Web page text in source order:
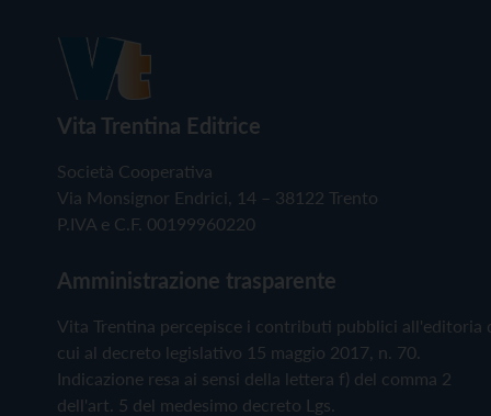
Vita Trentina Editrice
Società Cooperativa
Via Monsignor Endrici, 14 – 38122 Trento
P.IVA e C.F. 00199960220
Amministrazione trasparente
Vita Trentina percepisce i contributi pubblici all'editoria
cui al decreto legislativo 15 maggio 2017, n. 70.
Indicazione resa ai sensi della lettera f) del comma 2
dell'art. 5 del medesimo decreto Lgs.